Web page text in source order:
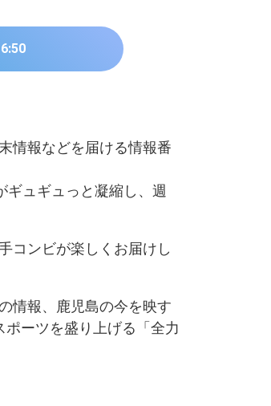
情報などを届ける情報番
ギュギュっと凝縮し、週
コンビが楽しくお届けし
情報、鹿児島の今を映す
ポーツを盛り上げる「全力